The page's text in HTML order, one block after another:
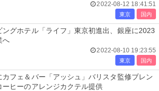
2022-08-12 18:41:51
東京 国内
ングホテル「ライフ」東京初進出、銀座に2023
へ
2022-08-10 19:23:55
東京 国内
カフェ＆バー「アッシュ」バリスタ監修ブレン
ーヒーのアレンジカクテル提供